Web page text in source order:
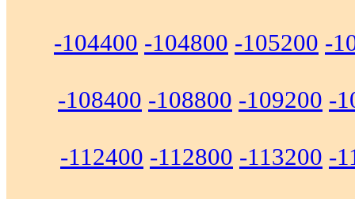
-104400 -104800 -105200 -
-108400 -108800 -109200 -
-112400 -112800 -113200 -